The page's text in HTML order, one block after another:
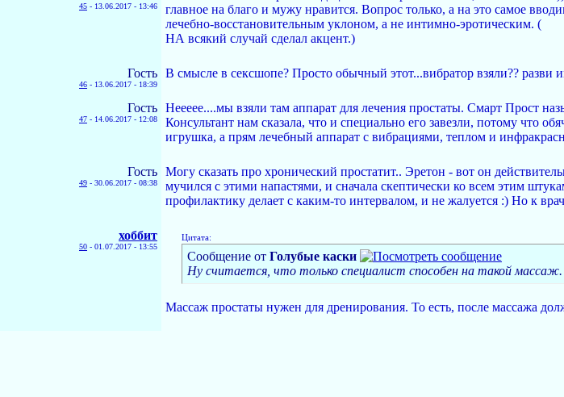
45 - 13.06.2017 - 13:46
главное на благо и мужу нравится. Вопрос только, а на это самое
лечебно-восстановительным уклоном, а не интимно-эротическим. (
НА всякий случай сделал акцент.)
Гость
46 - 13.06.2017 - 18:39
В смысле в сексшопе? Просто обычный этот...вибратор взяли?? разви
Гость
47 - 14.06.2017 - 12:08
Неееее....мы взяли там аппарат для лечения простаты. Смарт Прост
Консультант нам сказала, что и специально его завезли, потому что
игрушка, а прям лечебный аппарат с вибрациями, теплом и
Гость
49 - 30.06.2017 - 08:38
Могу сказать про хронический простатит.. Эретон - вот он
мучился с этими напастями, и сначала скептически ко всем этим
профилактику делает с каким-то интервалом, и не жалуется :) Но к
хоббит
50 - 01.07.2017 - 13:55
Цитата:
Сообщение от Голубые каски
Ну считается, что только специалист способен на такой
Массаж простаты нужен для дренирования. То есть, после массажа